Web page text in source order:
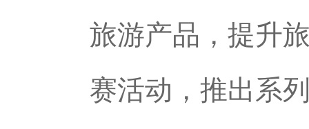
旅游产品，提升
赛活动，推出系